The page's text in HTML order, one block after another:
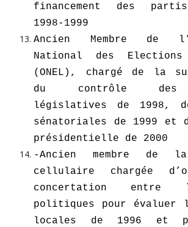
financement des
1998-1999
Ancien Membre de
National des Elections
(ONEL), chargé de la
du contrôle des
législatives de 1998,
sénatoriales de 1999 et
présidentielle de 2000
-Ancien membre de la
cellulaire chargée
concertation entre
politiques pour évaluer
locales de 1996 et